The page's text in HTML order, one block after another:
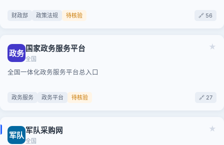
财政部 政策法规 待核验 🔗 56
★
政务 国家政务服务平台
全国
全国一体化政务服务平台总入口
政务服务 政务平台 待核验 🔗 27
★
军队 军队采购网
全国